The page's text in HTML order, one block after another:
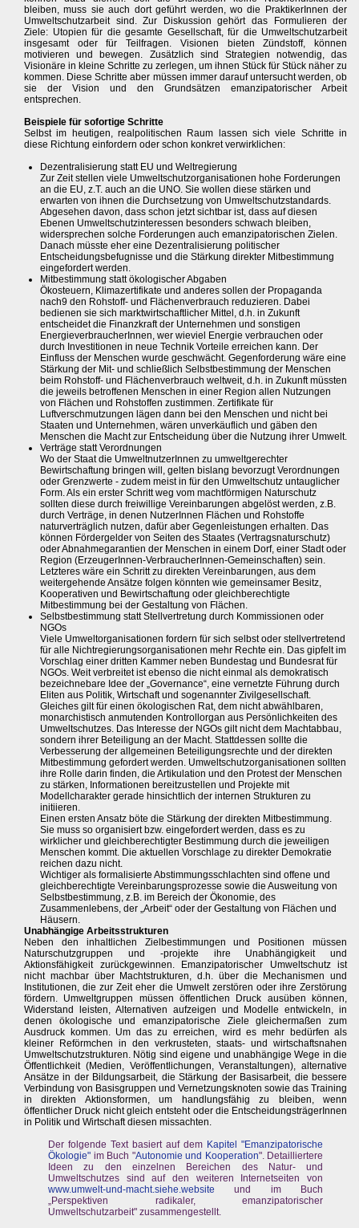
bleiben, muss sie auch dort geführt werden, wo die PraktikerInnen der
Umweltschutzarbeit sind. Zur Diskussion gehört das Formulieren der
Ziele: Utopien für die gesamte Gesellschaft, für die Umweltschutzarbeit
insgesamt oder für Teilfragen. Visionen bieten Zündstoff, können
motivieren und bewegen. Zusätzlich sind Strategien notwendig, das
Visionäre in kleine Schritte zu zerlegen, um ihnen Stück für Stück näher zu
kommen. Diese Schritte aber müssen immer darauf untersucht werden, ob
sie der Vision und den Grundsätzen emanzipatorischer Arbeit
entsprechen.
Beispiele für sofortige Schritte
Selbst im heutigen, realpolitischen Raum lassen sich viele Schritte in
diese Richtung einfordern oder schon konkret verwirklichen:
Dezentralisierung statt EU und Weltregierung
Zur Zeit stellen viele Umweltschutzorganisationen hohe Forderungen
an die EU, z.T. auch an die UNO. Sie wollen diese stärken und
erwarten von ihnen die Durchsetzung von Umweltschutzstandards.
Abgesehen davon, dass schon jetzt sichtbar ist, dass auf diesen
Ebenen Umweltschutzinteressen besonders schwach bleiben,
widersprechen solche Forderungen auch emanzipatorischen Zielen.
Danach müsste eher eine Dezentralisierung politischer
Entscheidungsbefugnisse und die Stärkung direkter Mitbestimmung
eingefordert werden.
Mitbestimmung statt ökologischer Abgaben
Ökosteuern, Klimazertifikate und anderes sollen der Propaganda
nach9 den Rohstoff- und Flächenverbrauch reduzieren. Dabei
bedienen sie sich marktwirtschaftlicher Mittel, d.h. in Zukunft
entscheidet die Finanzkraft der Unternehmen und sonstigen
EnergieverbraucherInnen, wer wieviel Energie verbrauchen oder
durch Investitionen in neue Technik Vorteile erreichen kann. Der
Einfluss der Menschen wurde geschwächt. Gegenforderung wäre eine
Stärkung der Mit- und schließlich Selbstbestimmung der Menschen
beim Rohstoff- und Flächenverbrauch weltweit, d.h. in Zukunft müssten
die jeweils betroffenen Menschen in einer Region allen Nutzungen
von Flächen und Rohstoffen zustimmen. Zertifikate für
Luftverschmutzungen lägen dann bei den Menschen und nicht bei
Staaten und Unternehmen, wären unverkäuflich und gäben den
Menschen die Macht zur Entscheidung über die Nutzung ihrer Umwelt.
Verträge statt Verordnungen
Wo der Staat die UmweltnutzerInnen zu umweltgerechter
Bewirtschaftung bringen will, gelten bislang bevorzugt Verordnungen
oder Grenzwerte - zudem meist in für den Umweltschutz untauglicher
Form. Als ein erster Schritt weg vom machtförmigen Naturschutz
sollten diese durch freiwillige Vereinbarungen abgelöst werden, z.B.
durch Verträge, in denen NutzerInnen Flächen und Rohstoffe
naturverträglich nutzen, dafür aber Gegenleistungen erhalten. Das
können Fördergelder von Seiten des Staates (Vertragsnaturschutz)
oder Abnahmegarantien der Menschen in einem Dorf, einer Stadt oder
Region (ErzeugerInnen-VerbraucherInnen-Gemeinschaften) sein.
Letzteres wäre ein Schritt zu direkten Vereinbarungen, aus dem
weitergehende Ansätze folgen könnten wie gemeinsamer Besitz,
Kooperativen und Bewirtschaftung oder gleichberechtigte
Mitbestimmung bei der Gestaltung von Flächen.
Selbstbestimmung statt Stellvertretung durch Kommissionen oder
NGOs
Viele Umweltorganisationen fordern für sich selbst oder stellvertretend
für alle Nichtregierungsorganisationen mehr Rechte ein. Das gipfelt im
Vorschlag einer dritten Kammer neben Bundestag und Bundesrat für
NGOs. Weit verbreitet ist ebenso die nicht einmal als demokratisch
bezeichnebare Idee der „Governance“, eine vernetzte Führung durch
Eliten aus Politik, Wirtschaft und sogenannter Zivilgesellschaft.
Gleiches gilt für einen ökologischen Rat, dem nicht abwählbaren,
monarchistisch anmutenden Kontrollorgan aus Persönlichkeiten des
Umweltschutzes. Das Interesse der NGOs gilt nicht dem Machtabbau,
sondern ihrer Beteiligung an der Macht. Stattdessen sollte die
Verbesserung der allgemeinen Beteiligungsrechte und der direkten
Mitbestimmung gefordert werden. Umweltschutzorganisationen sollten
ihre Rolle darin finden, die Artikulation und den Protest der Menschen
zu stärken, Informationen bereitzustellen und Projekte mit
Modellcharakter gerade hinsichtlich der internen Strukturen zu
initiieren.
Einen ersten Ansatz böte die Stärkung der direkten Mitbestimmung.
Sie muss so organisiert bzw. eingefordert werden, dass es zu
wirklicher und gleichberechtigter Bestimmung durch die jeweiligen
Menschen kommt. Die aktuellen Vorschlage zu direkter Demokratie
reichen dazu nicht.
Wichtiger als formalisierte Abstimmungsschlachten sind offene und
gleichberechtigte Vereinbarungsprozesse sowie die Ausweitung von
Selbstbestimmung, z.B. im Bereich der Ökonomie, des
Zusammenlebens, der „Arbeit“ oder der Gestaltung von Flächen und
Häusern.
Unabhängige Arbeitsstrukturen
Neben den inhaltlichen Zielbestimmungen und Positionen müssen
Naturschutzgruppen und -projekte ihre Unabhängigkeit und
Aktionsfähigkeit zurückgewinnen. Emanzipatorischer Umweltschutz ist
nicht machbar über Machtstrukturen, d.h. über die Mechanismen und
Institutionen, die zur Zeit eher die Umwelt zerstören oder ihre Zerstörung
fördern. Umweltgruppen müssen öffentlichen Druck ausüben können,
Widerstand leisten, Alternativen aufzeigen und Modelle entwickeln, in
denen ökologische und emanzipatorische Ziele gleichermaßen zum
Ausdruck kommen. Um das zu erreichen, wird es mehr bedürfen als
kleiner Reförmchen in den verkrusteten, staats- und wirtschaftsnahen
Umweltschutzstrukturen. Nötig sind eigene und unabhängige Wege in die
Öffentlichkeit (Medien, Veröffentlichungen, Veranstaltungen), alternative
Ansätze in der Bildungsarbeit, die Stärkung der Basisarbeit, die bessere
Verbindung von Basisgruppen und Vernetzungsknoten sowie das Training
in direkten Aktionsformen, um handlungsfähig zu bleiben, wenn
öffentlicher Druck nicht gleich entsteht oder die EntscheidungsträgerInnen
in Politik und Wirtschaft diesen missachten.
Der folgende Text basiert auf dem Kapitel "Emanzipatorische
Ökologie" im Buch "Autonomie und Kooperation". Detailliertere
Ideen zu den einzelnen Bereichen des Natur- und
Umweltschutzes sind auf den weiteren Internetseiten von
www.umwelt-und-macht.siehe.website und im Buch
„Perspektiven radikaler, emanzipatorischer
Umweltschutzarbeit" zusammengestellt.